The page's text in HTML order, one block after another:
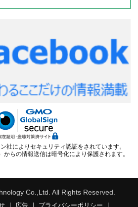
社によりセキュリティ認証をされています。
らの情報送信は暗号化により保護されます。
Co.,Ltd. All Rights Reserved.